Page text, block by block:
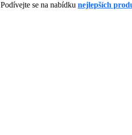
se na nabídku nejlepších